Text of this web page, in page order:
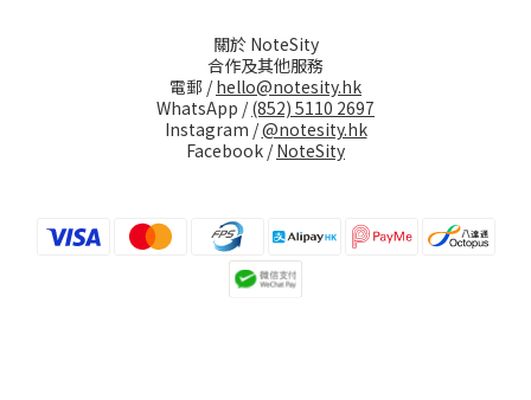
關於 NoteSity
合作及其他服務
電郵 /hello@notesity.hk
WhatsApp /(852) 5110 2697
Instagram /@notesity.hk
Facebook /NoteSity